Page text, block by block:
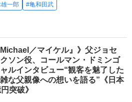
一郎 #亀和田武
Michael／マイケル』》父ジョセ
ソン役、コールマン・ドミンゴ
ルインタビュー“観客を魅了した
な父親像への想いを語る”《日本
突破》